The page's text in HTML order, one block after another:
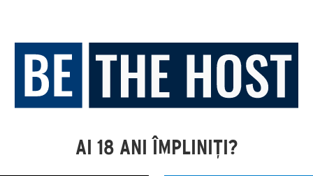
AI 18 ANI ÎMPLINIȚI?